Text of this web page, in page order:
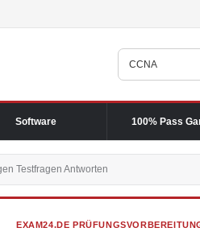
Software 100% Pass
Testfragen Antworten
EXAM24.DE